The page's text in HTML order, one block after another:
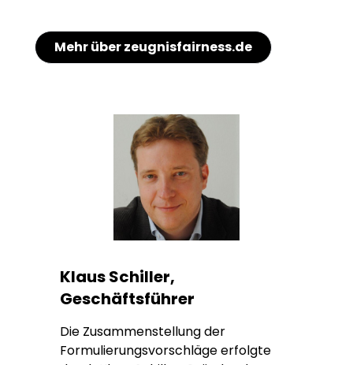
Mehr über zeugnisfairness.de
Klaus Schiller,
Geschäftsführer
Die Zusammenstellung der
Formulierungsvorschläge erfolgte